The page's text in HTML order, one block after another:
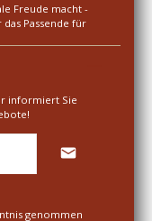
Freude macht -
Passende für
informiert Sie
genommen